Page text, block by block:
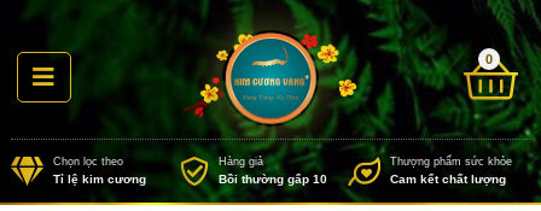
Chọn lọc theo Hàng giả Thượng
0